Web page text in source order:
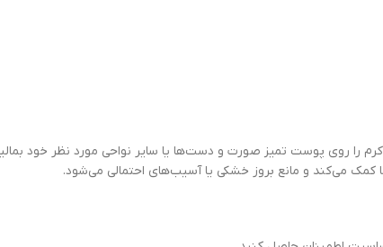
را روی پوست تمیز صورت و دست‌ها یا سایر نواحی مورد نظر خود
می‌کند و مانع بروز خشکی یا آسیب‌های احتمالی می‌شود.